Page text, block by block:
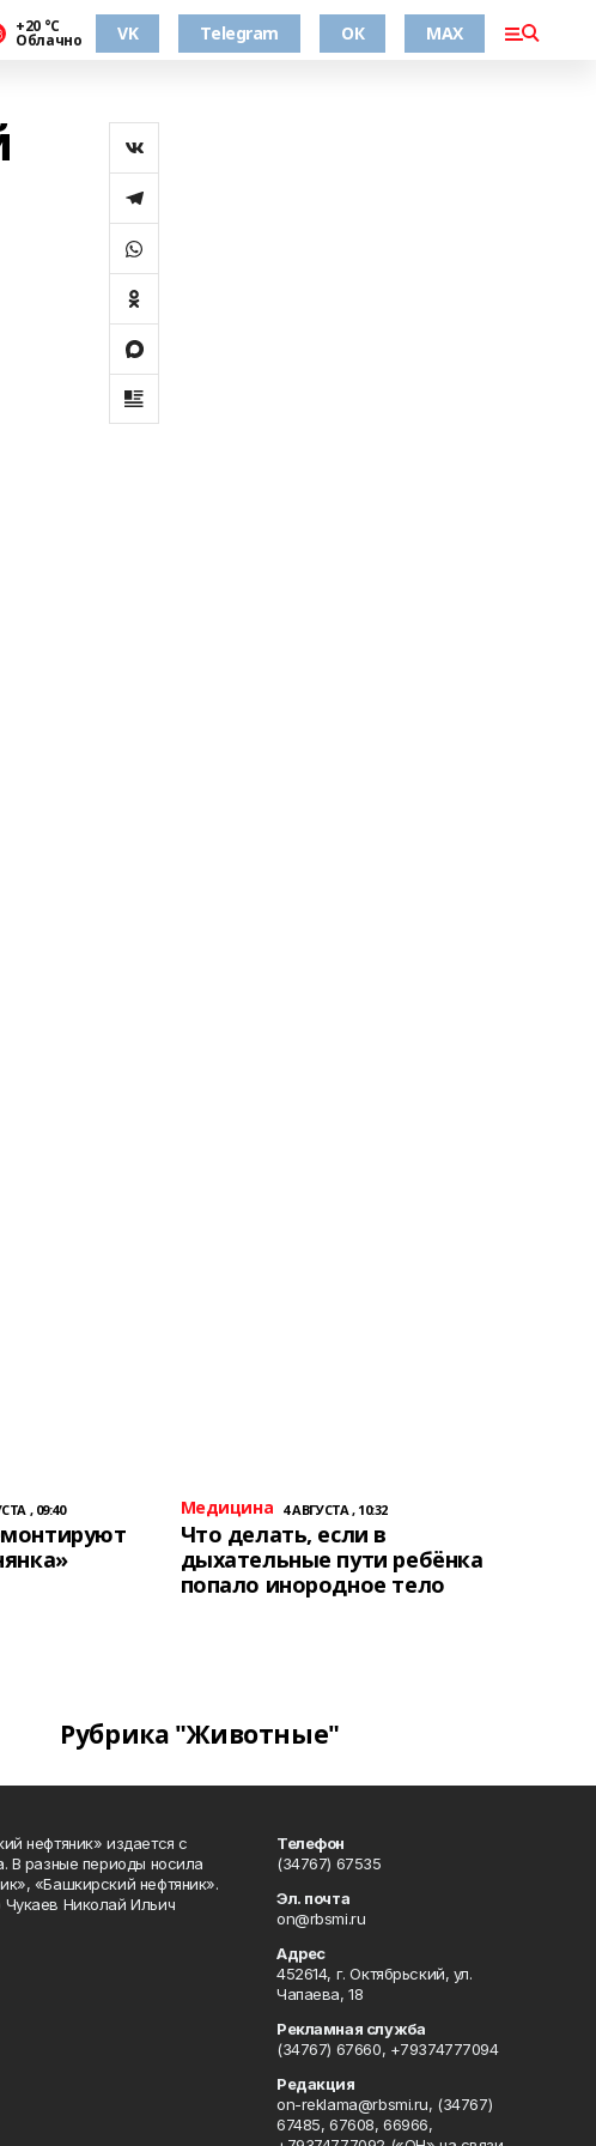
+20 °С
Облачно VK Telegram ОК MAX
, 09:40 Медицина 4 АВГУСТА , 10:32
Что делать, если в
дыхательные пути ребёнка
попало инородное тело
Рубрика "Животные"
нефтяник» издается с
В разные периоды носила
«Башкирский нефтяник».
Чукаев Николай Ильич
Телефон
(34767) 67535
Эл. почта
on@rbsmi.ru
Адрес
452614, г. Октябрьский, ул.
Чапаева, 18
Рекламная служба
(34767) 67660, +79374777094
Редакция
on-reklama@rbsmi.ru, (34767)
67485, 67608, 66966,